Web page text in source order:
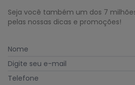
Seja você também um dos 7
pelas nossas dicas e promoções!
Nome
Digite seu e-mail
Telefone